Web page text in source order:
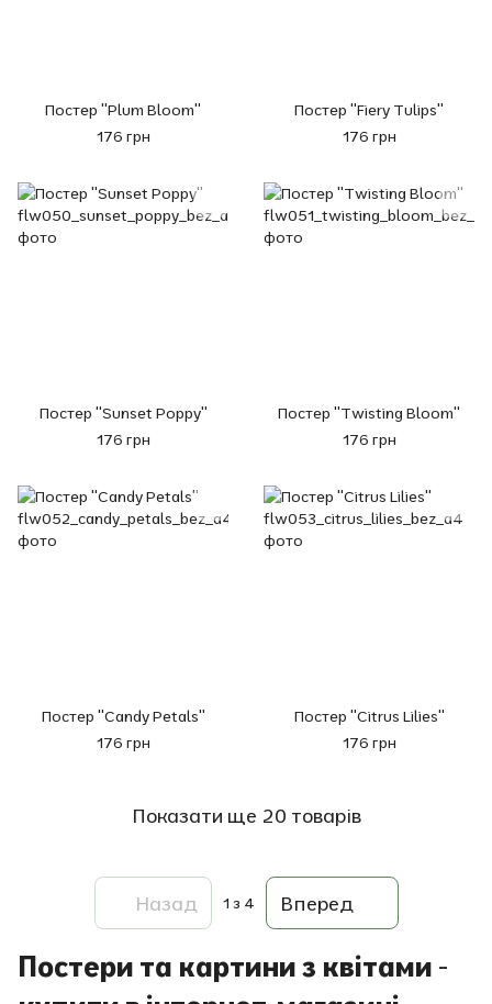
Постер "Plum Bloom"
176 грн
Постер "Fiery Tulips"
176 грн
Постер "Sunset Poppy"
176 грн
Постер "Twisting Bloom"
176 грн
Постер "Candy Petals"
176 грн
Постер "Citrus Lilies"
176 грн
Показати ще 20 товарів
Назад 1 з 4 Вперед
Постери та картини з квітами -